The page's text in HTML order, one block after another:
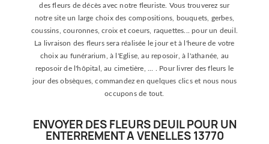
des fleurs de décès avec notre fleuriste. Vous trouverez sur
notre site un large choix des compositions, bouquets, gerbes,
coussins, couronnes, croix et coeurs, raquettes... pour un deuil.
La livraison des fleurs sera réalisée le jour et à l'heure de votre
choix au funérarium, à l'Eglise, au reposoir, à l'athanée, au
reposoir de l'hôpital, au cimetière, ... . Pour livrer des fleurs le
jour des obsèques, commandez en quelques clics et nous nous
occupons de tout.
ENVOYER DES FLEURS DEUIL POUR UN
ENTERREMENT A VENELLES 13770